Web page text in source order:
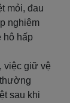
mỏi, đau
nghiêm
hô hấp
việc giữ vệ
sau khi